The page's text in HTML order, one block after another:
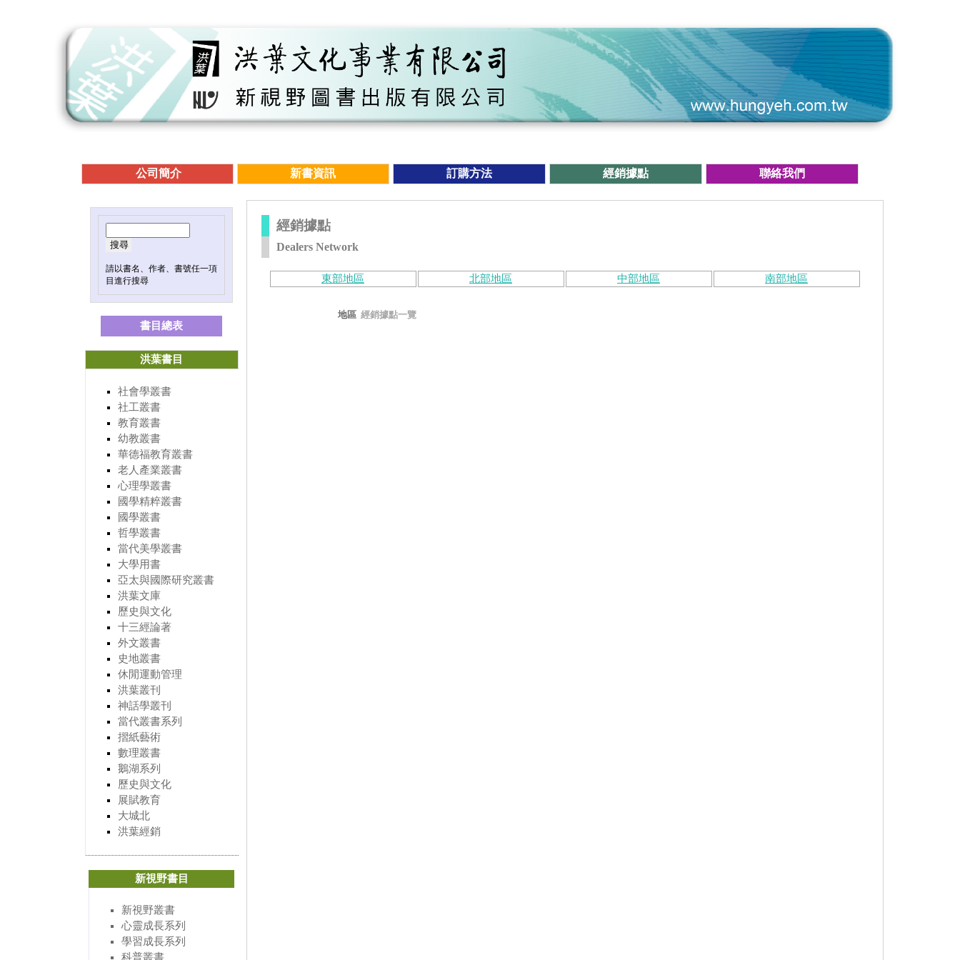
公司簡介 新書資訊 訂購方法 經銷據點 聯絡我們
請以書名、作者、書號任一項
目進行搜尋
書目總表
洪葉書目
社會學叢書
社工叢書
教育叢書
幼教叢書
華德福教育叢書
老人產業叢書
心理學叢書
國學精粹叢書
國學叢書
哲學叢書
當代美學叢書
大學用書
亞太與國際研究叢書
洪葉文庫
歷史與文化
十三經論著
外文叢書
史地叢書
休閒運動管理
洪葉叢刊
神話學叢刊
當代叢書系列
摺紙藝術
數理叢書
鵝湖系列
歷史與文化
展賦教育
大城北
洪葉經銷
新視野書目
新視野叢書
心靈成長系列
學習成長系列
科普叢書
經銷據點
Dealers Network
東部地區 北部地區 中部地區 南部地區
地區 經銷據點一覽